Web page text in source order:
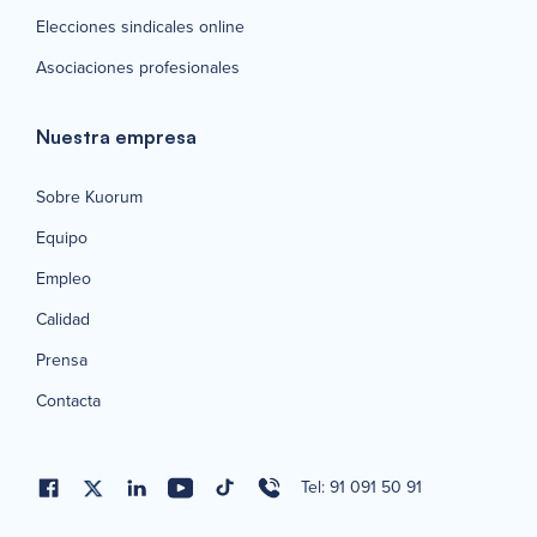
Elecciones sindicales online
Asociaciones profesionales
Nuestra empresa
Sobre Kuorum
Equipo
Empleo
Calidad
Prensa
Contacta
Tel: 91 091 50 91